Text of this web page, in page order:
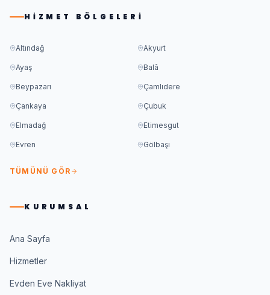
HIZMET BÖLGELERI
Altındağ Akyurt
Ayaş Balâ
Beypazarı Çamlıdere
Çankaya Çubuk
Elmadağ Etimesgut
Evren Gölbaşı
TÜMÜNÜ GÖR
KURUMSAL
Ana Sayfa
Hizmetler
Evden Eve Nakliyat